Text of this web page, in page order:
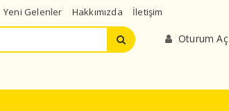
Yeni Gelenler Hakkımızda İletişim
Oturum Aç